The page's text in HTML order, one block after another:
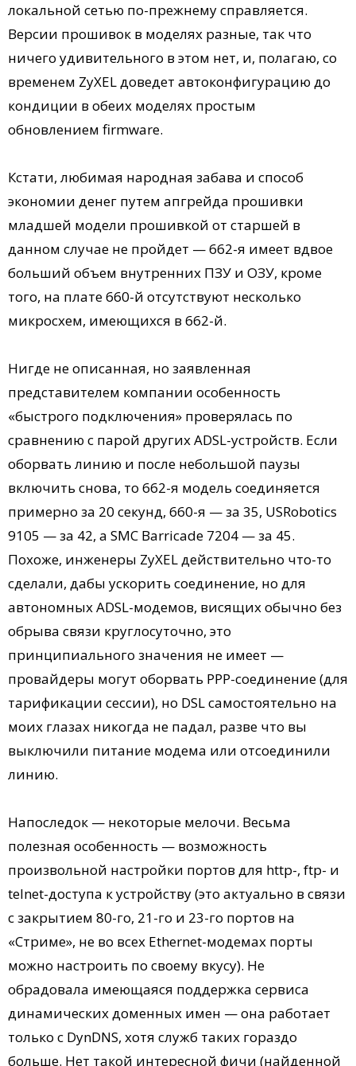
локальной сетью по-прежнему справляется.
Версии прошивок в моделях разные, так что
ничего удивительного в этом нет, и, полагаю, со
временем ZyXEL доведет автоконфигурацию до
кондиции в обеих моделях простым
обновлением firmware.
Кстати, любимая народная забава и способ
экономии денег путем апгрейда прошивки
младшей модели прошивкой от старшей в
данном случае не пройдет — 662-я имеет вдвое
больший объем внутренних ПЗУ и ОЗУ, кроме
того, на плате 660-й отсутствуют несколько
микросхем, имеющихся в 662-й.
Нигде не описанная, но заявленная
представителем компании особенность
«быстрого подключения» проверялась по
сравнению с парой других ADSL-устройств. Если
оборвать линию и после небольшой паузы
включить снова, то 662-я модель соединяется
примерно за 20 секунд, 660-я — за 35, USRobotics
9105 — за 42, а SMC Barricade 7204 — за 45.
Похоже, инженеры ZyXEL действительно что-то
сделали, дабы ускорить соединение, но для
автономных ADSL-модемов, висящих обычно без
обрыва связи круглосуточно, это
принципиального значения не имеет —
провайдеры могут оборвать PPP-соединение (для
тарификации сессии), но DSL самостоятельно на
моих глазах никогда не падал, разве что вы
выключили питание модема или отсоединили
линию.
Напоследок — некоторые мелочи. Весьма
полезная особенность — возможность
произвольной настройки портов для http-, ftp- и
telnet-доступа к устройству (это актуально в связи
с закрытием 80-го, 21-го и 23-го портов на
«Стриме», не во всех Ethernet-модемах порты
можно настроить по своему вкусу). Не
обрадовала имеющаяся поддержка сервиса
динамических доменных имен — она работает
только с DynDNS, хотя служб таких гораздо
больше. Нет такой интересной фичи (найденной